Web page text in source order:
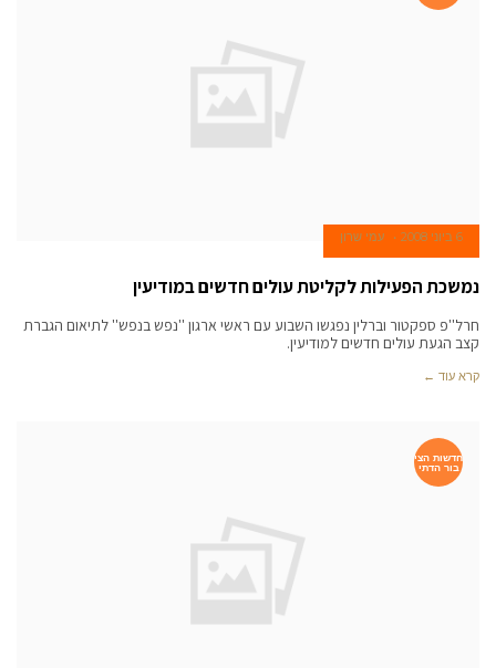
6 ביוני 2008 עמי שרון
נמשכת הפעילות לקליטת עולים חדשים במודיעין
חרל''פ ספקטור וברלין נפגשו השבוע עם ראשי ארגון ''נפש בנפש'' לתיאום הגברת
קצב הגעת עולים חדשים למודיעין.
קרא עוד ←
חדשות הצי
בור הדתי